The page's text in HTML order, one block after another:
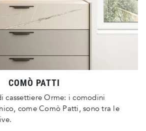
COMÒ PATTI
cassettiere Orme: i comodini
come Comò Patti, sono tra le